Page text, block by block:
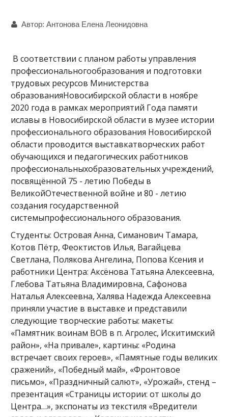
Автор: Антонова Елена Леонидовна
В соответствии с планом работы управления
профессиональногообразования и подготовки
трудовых ресурсов Министерства
образованияНовосибирской области в ноябре
2020 года в рамках мероприятий Года памяти
иславы в Новосибирской области в музее истории
профессионального образования Новосибирской
области проводится выставкатворческих работ
обучающихся и педагогических работников
профессиональныхобразовательных учреждений,
посвящённой 75 - летию Победы в
ВеликойОтечественной войне и 80 - летию
создания государственной
системыпрофессионального образования.
Студенты: Островая Анна, Симанович Тамара,
Котов Пётр, Феоктистов Илья, Вагайцева
Светлана, Полякова Ангелина, Попова Ксения и
работники Центра: Аксёнова Татьяна Алексеевна,
Глебова Татьяна Владимировна, Сафонова
Наталья Алексеевна, Халява Надежда Алексеевна
приняли участие в выставке и представили
следующие творческие работы: макеты:
«Памятник воинам ВОВ в п. Агролес, Искитимский
район», «На привале», картины: «Родина
встречает своих героев», «Памятные годы великих
сражений», «Победный май», «Фронтовое
письмо», «Праздничный салют», «Урожай», стенд –
презентация «Страницы истории: от школы до
Центра…», экспонаты из текстиля «Вредители